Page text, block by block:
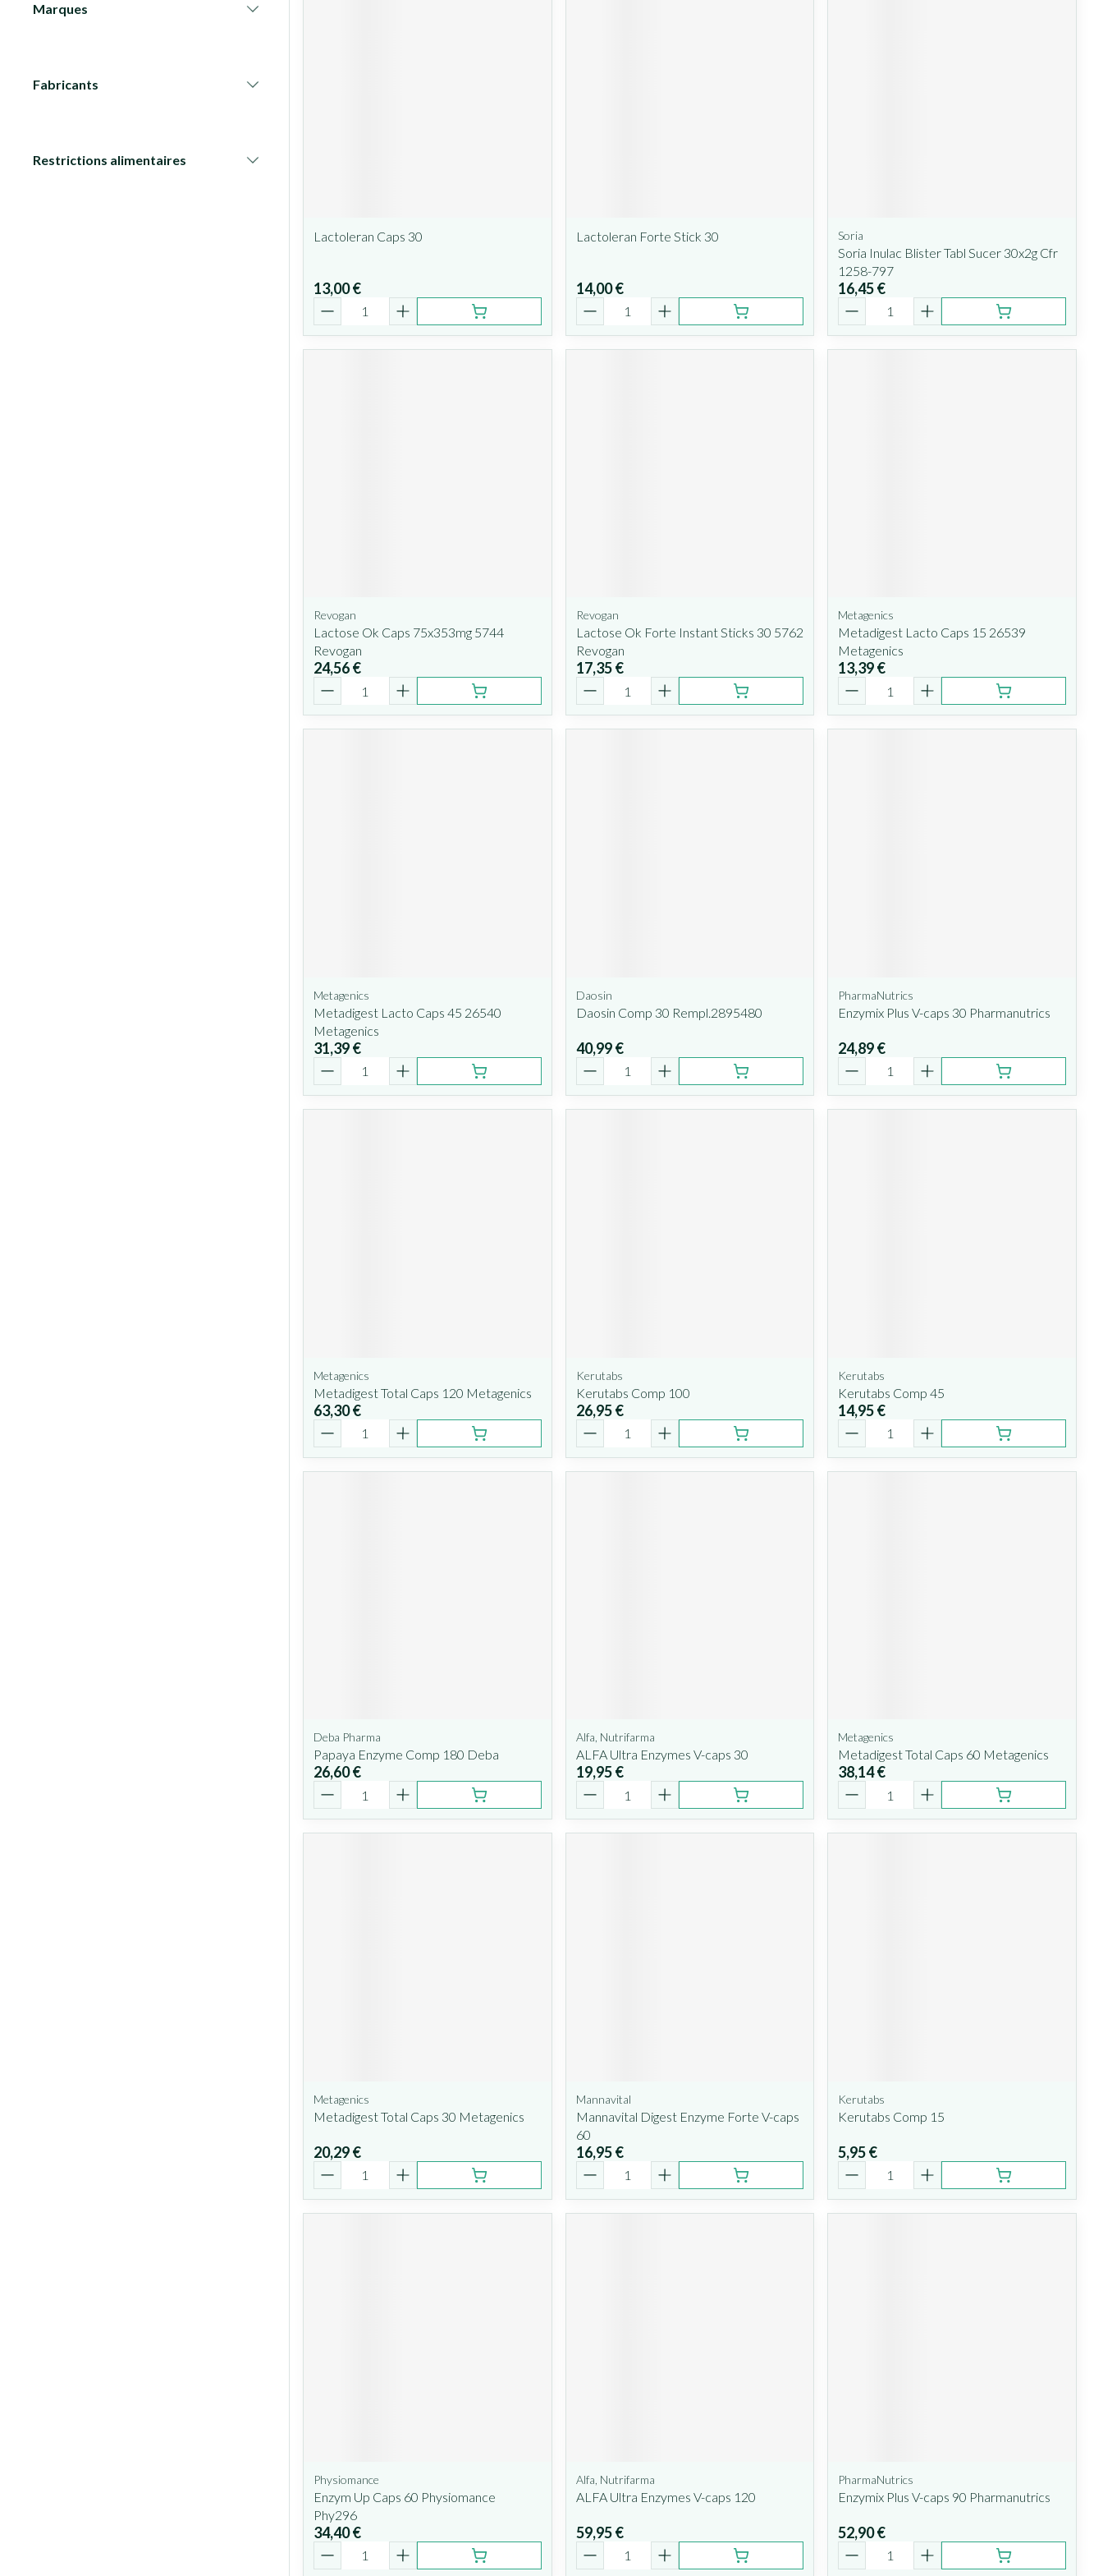
Marques
Fabricants
Restrictions alimentaires
Lactoleran Caps 30
13,00 €
Quantité
Lactoleran Forte Stick 30
14,00 €
Quantité
Soria
Soria Inulac Blister Tabl Sucer 30x2g Cfr
1258-797
16,45 €
Quantité
Revogan
Lactose Ok Caps 75x353mg 5744
Revogan
24,56 €
Quantité
Revogan
Lactose Ok Forte Instant Sticks 30 5762
Revogan
17,35 €
Quantité
Metagenics
Metadigest Lacto Caps 15 26539
Metagenics
13,39 €
Quantité
Metagenics
Metadigest Lacto Caps 45 26540
Metagenics
31,39 €
Quantité
Daosin
Daosin Comp 30 Rempl.2895480
40,99 €
Quantité
PharmaNutrics
Enzymix Plus V-caps 30 Pharmanutrics
24,89 €
Quantité
Metagenics
Metadigest Total Caps 120 Metagenics
63,30 €
Quantité
Kerutabs
Kerutabs Comp 100
26,95 €
Quantité
Kerutabs
Kerutabs Comp 45
14,95 €
Quantité
Deba Pharma
Papaya Enzyme Comp 180 Deba
26,60 €
Quantité
Alfa, Nutrifarma
ALFA Ultra Enzymes V-caps 30
19,95 €
Quantité
Metagenics
Metadigest Total Caps 60 Metagenics
38,14 €
Quantité
Metagenics
Metadigest Total Caps 30 Metagenics
20,29 €
Quantité
Mannavital
Mannavital Digest Enzyme Forte V-caps
60
16,95 €
Quantité
Kerutabs
Kerutabs Comp 15
5,95 €
Quantité
Physiomance
Enzym Up Caps 60 Physiomance
Phy296
34,40 €
Quantité
Alfa, Nutrifarma
ALFA Ultra Enzymes V-caps 120
59,95 €
Quantité
PharmaNutrics
Enzymix Plus V-caps 90 Pharmanutrics
52,90 €
Quantité